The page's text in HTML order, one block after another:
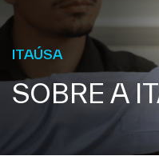
ITAÚSA
SOBRE A